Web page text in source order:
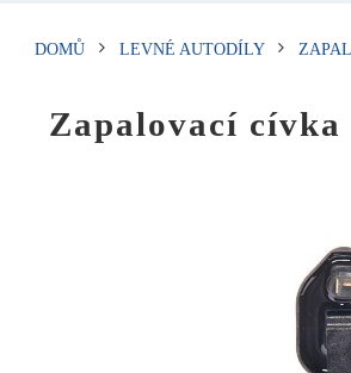
DOMŮ LEVNÉ AUTODÍLY
Zapalovací cívka